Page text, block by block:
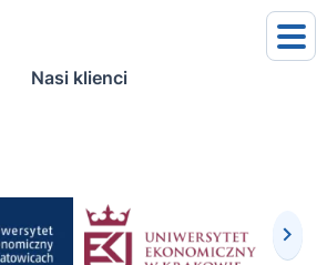
Nasi klienci